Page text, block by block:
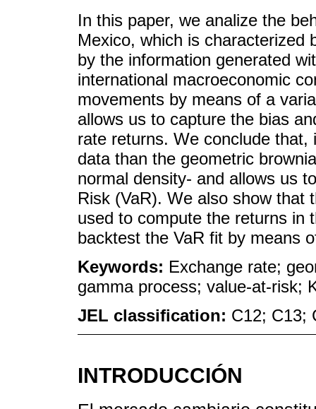
In this paper, we analize the
Mexico, which is characterized
by the information generated
international macroeconomic
movements by means of a
allows us to capture the bias
rate returns. We conclude
data than the geometric
normal density- and allows us
Risk (VaR). We also show that
used to compute the returns in
backtest the VaR fit by means
Keywords: Exchange rate;
gamma process; value-at-risk;
JEL classification: C12; C13;
INTRODUCCIÓN